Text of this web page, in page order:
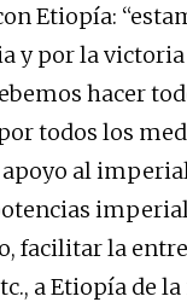
Etiopía:
y por la victoria
hacer
todos los
al
facilitar la
a Etiopía de